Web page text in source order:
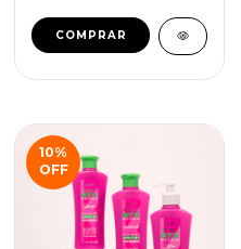
10%
OFF